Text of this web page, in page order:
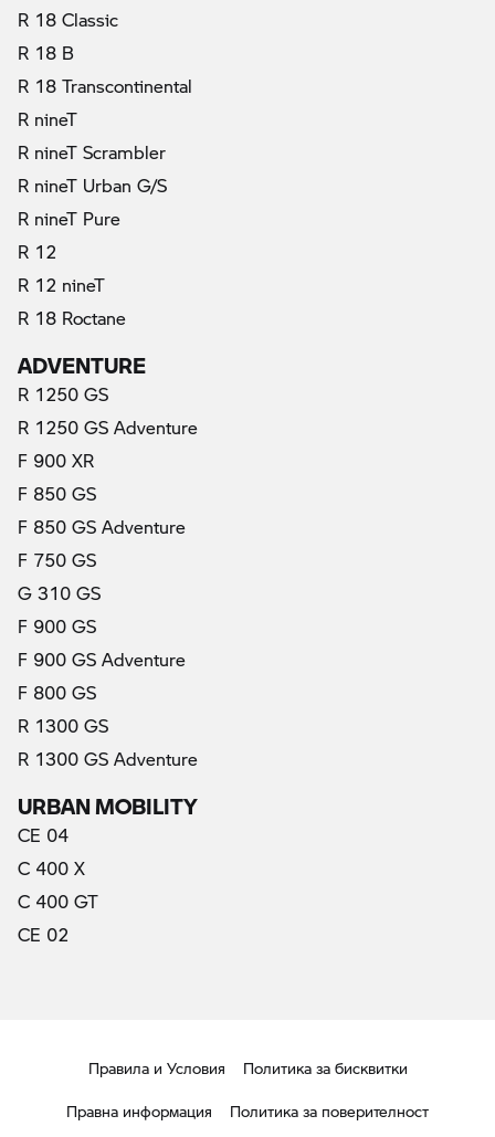
R 18 Classic
R 18 B
R 18 Transcontinental
R nineT
R nineT Scrambler
R nineT Urban G/S
R nineT Pure
R 12
R 12 nineT
R 18 Roctane
ADVENTURE
R 1250 GS
R 1250 GS Adventure
F 900 XR
F 850 GS
F 850 GS Adventure
F 750 GS
G 310 GS
F 900 GS
F 900 GS Adventure
F 800 GS
R 1300 GS
R 1300 GS Adventure
URBAN MOBILITY
CE 04
C 400 X
C 400 GT
CE 02
Правила и Условия
Политика за бисквитки
Правна информация
Политика за поверителност